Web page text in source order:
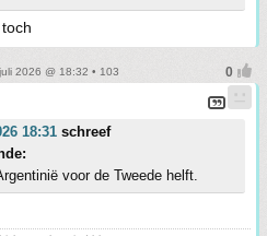
2026 @ 18:32 • 103
18:31 schreef
voor de Tweede helft.